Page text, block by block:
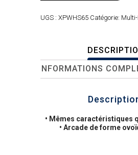
UGS : XPWHS65 Catégorie:
INFORMATIONS
• Mêmes caractéristiques
• Arcade de forme